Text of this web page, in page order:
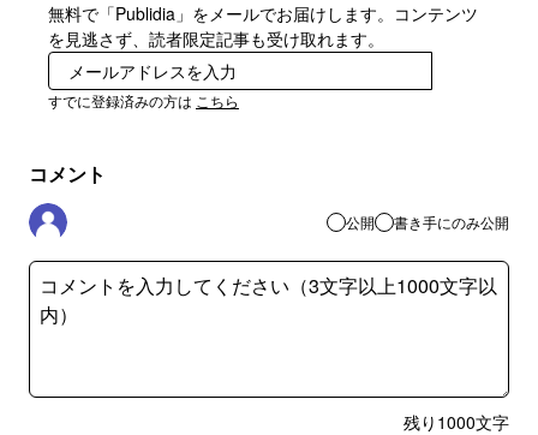
無料で「Publidia」をメールでお届けします。コンテンツ
を見逃さず、読者限定記事も受け取れます。
すでに登録済みの方は こちら
コメント
公開 書き手にのみ公開
残り 1000文字